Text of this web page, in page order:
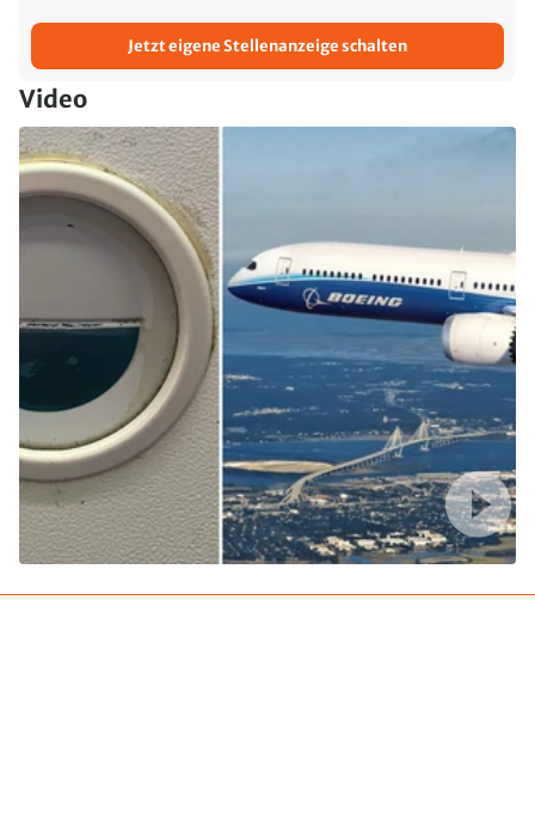
Jetzt eigene Stellenanzeige schalten
Video